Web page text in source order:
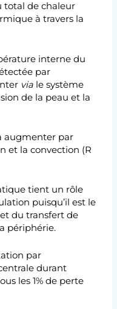
total de chaleur
à travers la
interne du
par
via le système
de la peau et la
augmenter par
et la convection (R
tient un rôle
puisqu’il est le
du transfert de
périphérie.
par
durant
les 1% de perte